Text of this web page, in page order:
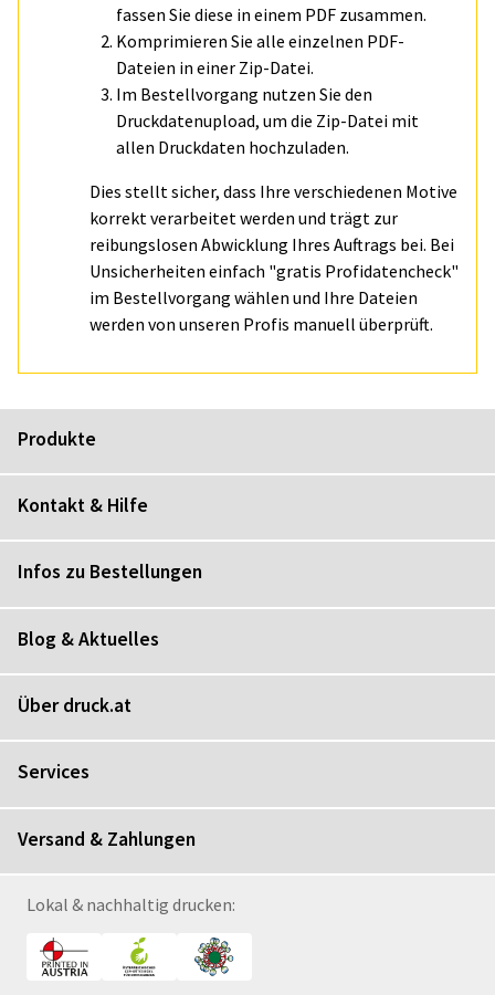
fassen Sie diese in einem PDF zusammen.
Komprimieren Sie alle einzelnen PDF-
Dateien in einer Zip-Datei.
Im Bestellvorgang nutzen Sie den
Druckdatenupload, um die Zip-Datei mit
allen Druckdaten hochzuladen.
Dies stellt sicher, dass Ihre verschiedenen Motive
korrekt verarbeitet werden und trägt zur
reibungslosen Abwicklung Ihres Auftrags bei. Bei
Unsicherheiten einfach "gratis Profidatencheck"
im Bestellvorgang wählen und Ihre Dateien
werden von unseren Profis manuell überprüft.
Produkte
Kontakt & Hilfe
Infos zu Bestellungen
Blog & Aktuelles
Über druck.at
Services
Versand & Zahlungen
Lokal & nachhaltig drucken: